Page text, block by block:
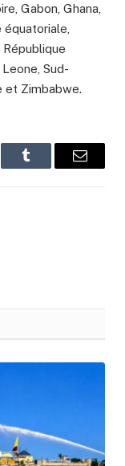
Gabon, Ghana,
équatoriale,
République
Sud-
et Zimbabwe.
Tumblr Email